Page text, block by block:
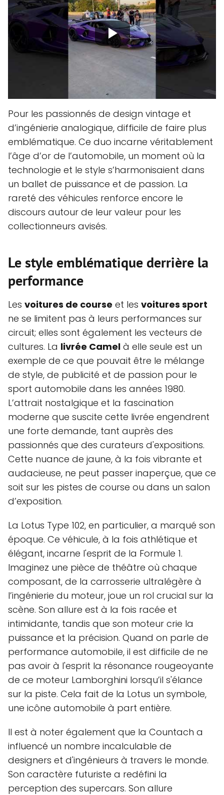
Pour les passionnés de design vintage et
d’ingénierie analogique, difficile de faire plus
emblématique. Ce duo incarne véritablement
l’âge d’or de l’automobile, un moment où la
technologie et le style s’harmonisaient dans
un ballet de puissance et de passion. La
rareté des véhicules renforce encore le
discours autour de leur valeur pour les
collectionneurs avisés.
Le style emblématique derrière la
performance
Les voitures de course et les voitures sport
ne se limitent pas à leurs performances sur
circuit; elles sont également les vecteurs de
cultures. La livrée Camel à elle seule est un
exemple de ce que pouvait être le mélange
de style, de publicité et de passion pour le
sport automobile dans les années 1980.
L’attrait nostalgique et la fascination
moderne que suscite cette livrée engendrent
une forte demande, tant auprès des
passionnés que des curateurs d'expositions.
Cette nuance de jaune, à la fois vibrante et
audacieuse, ne peut passer inaperçue, que ce
soit sur les pistes de course ou dans un salon
d’exposition.
La Lotus Type 102, en particulier, a marqué son
époque. Ce véhicule, à la fois athlétique et
élégant, incarne l'esprit de la Formule 1.
Imaginez une pièce de théâtre où chaque
composant, de la carrosserie ultralégère à
l’ingénierie du moteur, joue un rol crucial sur la
scène. Son allure est à la fois racée et
intimidante, tandis que son moteur crie la
puissance et la précision. Quand on parle de
performance automobile, il est difficile de ne
pas avoir à l'esprit la résonance rougeoyante
de ce moteur Lamborghini lorsqu’il s'élance
sur la piste. Cela fait de la Lotus un symbole,
une icône automobile à part entière.
Il est à noter également que la Countach a
influencé un nombre incalculable de
designers et d'ingénieurs à travers le monde.
Son caractère futuriste a redéfini la
perception des supercars. Son allure